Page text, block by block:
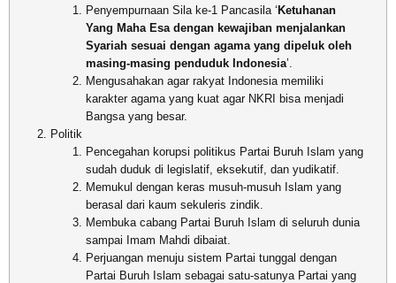
Penyempurnaan Sila ke-1 Pancasila ‘ Ketuhanan
Yang Maha Esa dengan kewajiban menjalankan
Syariah sesuai dengan agama yang dipeluk oleh
masing-masing penduduk Indonesia’.
Mengusahakan agar rakyat Indonesia memiliki
karakter agama yang kuat agar NKRI bisa menjadi
Bangsa yang besar.
Politik
Pencegahan korupsi politikus Partai Buruh Islam yang
sudah duduk di legislatif, eksekutif, dan yudikatif.
Memukul dengan keras musuh-musuh Islam yang
berasal dari kaum sekuleris zindik.
Membuka cabang Partai Buruh Islam di seluruh dunia
sampai Imam Mahdi dibaiat.
Perjuangan menuju sistem Partai tunggal dengan
Partai Buruh Islam sebagai satu-satunya Partai yang